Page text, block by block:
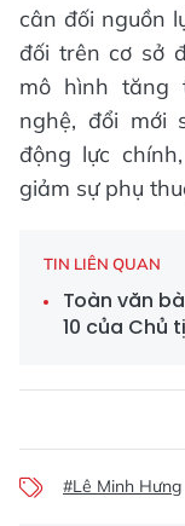
cân đối nguồn
đối trên cơ sở
mô hình tăng
nghệ, đổi mới
động lực
giảm sự phụ
TIN LIÊN QUAN
Toàn văn
10 của Chủ
#Lê Minh Hưng